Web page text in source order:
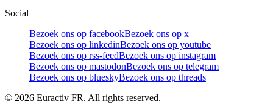
Social
Bezoek ons op facebookBezoek ons op x
Bezoek ons op linkedinBezoek ons op youtube
Bezoek ons op rss-feedBezoek ons op instagram
Bezoek ons op mastodonBezoek ons op telegram
Bezoek ons op blueskyBezoek ons op threads
© 2026 Euractiv FR. All rights reserved.